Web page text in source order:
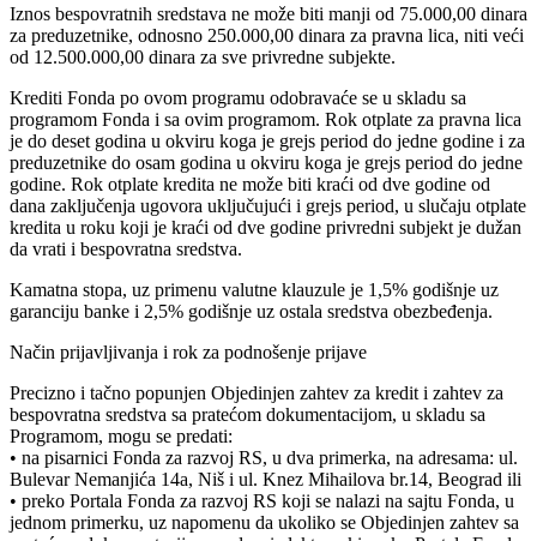
Iznos bespovratnih sredstava ne može biti manji od 75.000,00 dinara
za preduzetnike, odnosno 250.000,00 dinara za pravna lica, niti veći
od 12.500.000,00 dinara za sve privredne subjekte.
Krediti Fonda po ovom programu odobravaće se u skladu sa
programom Fonda i sa ovim programom. Rok otplate za pravna lica
je do deset godina u okviru koga je grejs period do jedne godine i za
preduzetnike do osam godina u okviru koga je grejs period do jedne
godine. Rok otplate kredita ne može biti kraći od dve godine od
dana zaključenja ugovora uključujući i grejs period, u slučaju otplate
kredita u roku koji je kraći od dve godine privredni subjekt je dužan
da vrati i bespovratna sredstva.
Kamatna stopa, uz primenu valutne klauzule je 1,5% godišnje uz
garanciju banke i 2,5% godišnje uz ostala sredstva obezbeđenja.
Način prijavljivanja i rok za podnošenje prijave
Precizno i tačno popunjen Objedinjen zahtev za kredit i zahtev za
bespovratna sredstva sa pratećom dokumentacijom, u skladu sa
Programom, mogu se predati:
• na pisarnici Fonda za razvoj RS, u dva primerka, na adresama: ul.
Bulevar Nemanjića 14a, Niš i ul. Knez Mihailova br.14, Beograd ili
• preko Portala Fonda za razvoj RS koji se nalazi na sajtu Fonda, u
jednom primerku, uz napomenu da ukoliko se Objedinjen zahtev sa